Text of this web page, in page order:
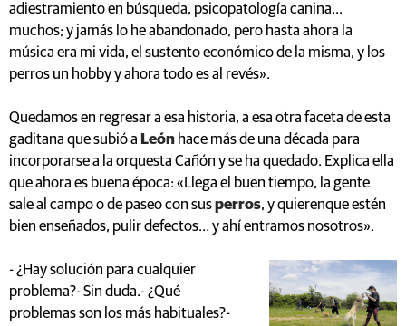
adiestramiento en búsqueda, psicopatología canina...
muchos; y jamás lo he abandonado, pero hasta ahora la
música era mi vida, el sustento económico de la misma, y los
perros un hobby y ahora todo es al revés».
Quedamos en regresar a esa historia, a esa otra faceta de esta
gaditana que subió a León hace más de una década para
incorporarse a la orquesta Cañón y se ha quedado. Explica ella
que ahora es buena época: «Llega el buen tiempo, la gente
sale al campo o de paseo con susperros, y quierenque estén
bien enseñados, pulir defectos… y ahí entramos nosotros».
- ¿Hay solución para cualquier
problema?- Sin duda.- ¿Qué
problemas son los más habituales?-